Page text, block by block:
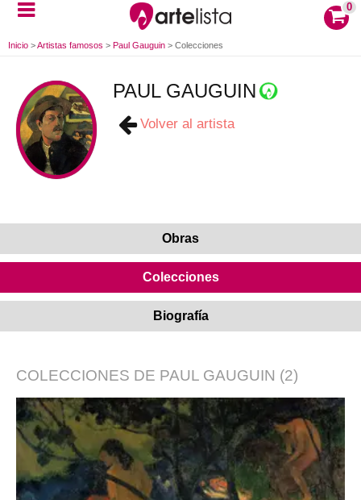
0
Inicio >Artistas famosos > Paul Gauguin > Colecciones
PAUL GAUGUIN
Volver al artista
Obras
Colecciones
Biografía
COLECCIONES DE PAUL GAUGUIN (2)